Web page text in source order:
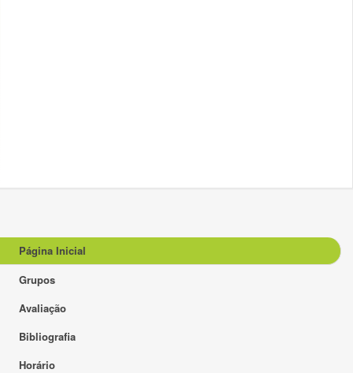
Página Inicial
Grupos
Avaliação
Bibliografia
Horário